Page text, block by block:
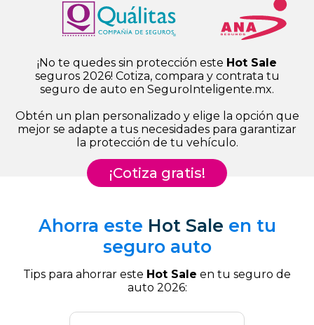
¡No te quedes sin protección este Hot Sale
seguros 2026! Cotiza, compara y contrata tu
seguro de auto en SeguroInteligente.mx.
Obtén un plan personalizado y elige la opción que
mejor se adapte a tus necesidades para garantizar
la protección de tu vehículo.
¡Cotiza gratis!
Ahorra este Hot Sale en tu
seguro auto
Tips para ahorrar este Hot Sale en tu seguro de
auto 2026: